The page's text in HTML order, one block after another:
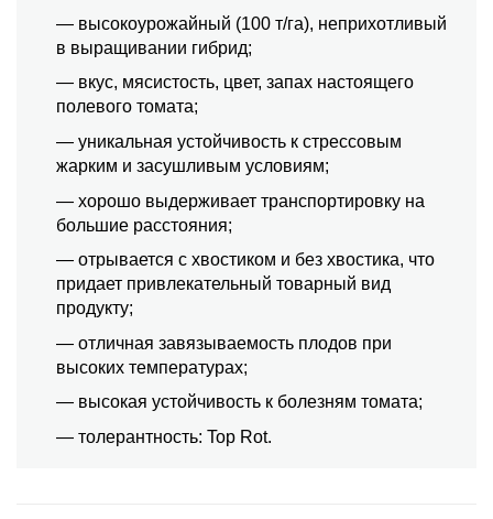
— высокоурожайный (100 т/га), неприхотливый
в выращивании гибрид;
— вкус, мясистость, цвет, запах настоящего
полевого томата;
— уникальная устойчивость к стрессовым
жарким и засушливым условиям;
— хорошо выдерживает транспортировку на
большие расстояния;
— отрывается с хвостиком и без хвостика, что
придает привлекательный товарный вид
продукту;
— отличная завязываемость плодов при
высоких температурах;
— высокая устойчивость к болезням томата;
— толерантность: Top Rot.